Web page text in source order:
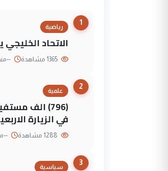
1
رياضية
الاتحاد الخليجي يعلن
--منذ 22
2
علمية
(796) الف
في الزيارة
--
3
سياسية